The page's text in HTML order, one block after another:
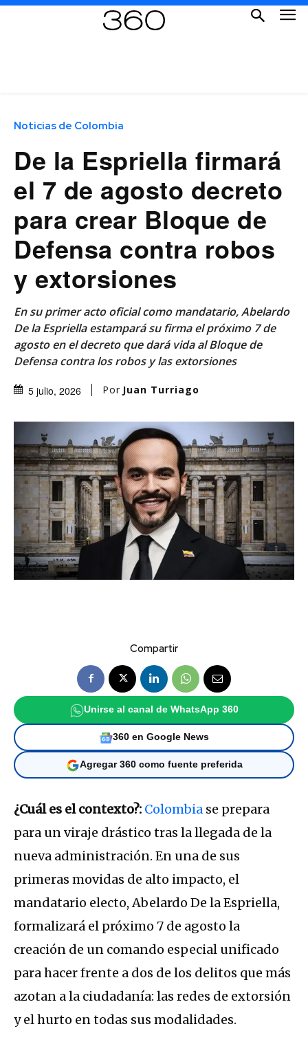
Noticias de Colombia
De la Espriella firmará
el 7 de agosto decreto
para crear Bloque de
Defensa contra robos
y extorsiones
En su primer acto oficial como mandatario, Abelardo
De la Espriella estampará su firma el próximo 7 de
agosto en el decreto que dará vida al Bloque de
Defensa contra los robos y las extorsiones
5 julio, 2026 Por Juan Turriago
Compartir
Unirse al canal de WhatsApp 360
360 en Google News
Agregar 360 como fuente preferida
¿Cuál es el contexto?: Colombia se prepara
para un viraje drástico tras la llegada de la
nueva administración. En una de sus
primeras movidas de alto impacto, el
mandatario electo, Abelardo De la Espriella,
formalizará el próximo 7 de agosto la
creación de un comando especial unificado
para hacer frente a dos de los delitos que más
azotan a la ciudadanía: las redes de extorsión
y el hurto en todas sus modalidades.